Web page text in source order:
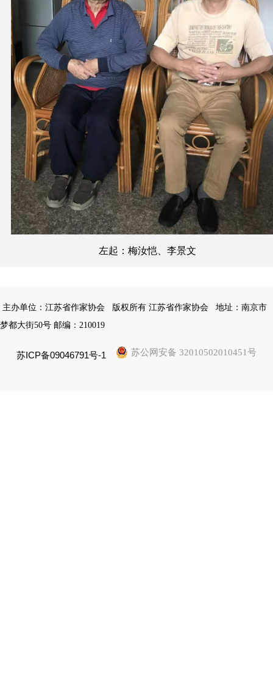
左起：梅汝恺、李景文
主办单位：江苏省作家协会 版权所有 江苏省作家协会
地址：南京市
梦都大街50号 邮编：210019
苏ICP备09046791号-1 苏公网安备 32010502010451号